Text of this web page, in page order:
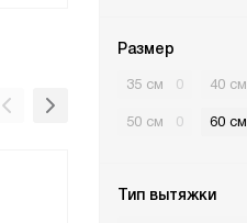
Размер
35 см 0 40 см
50 см 0 60 см
Тип вытяжки